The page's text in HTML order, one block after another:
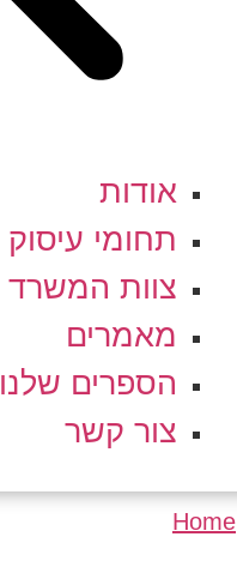
אודות
תחומי עיסוק
צוות המשרד
מאמרים
הספרים שלנו
צור קשר
Home